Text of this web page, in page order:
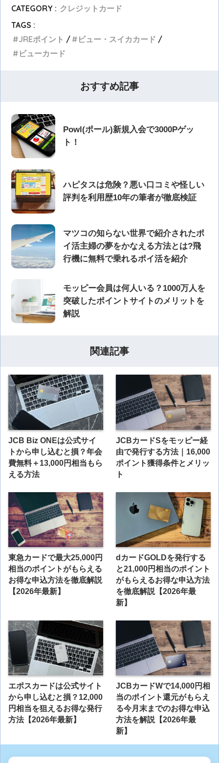
CATEGORY : クレジットカード
TAGS :
JREポイント
ビュー・スイカカード
ビューカード
おすすめ記事
Powl(ポール)新規入会で3000Pゲッ
ト！
ハピタスは危険？悪い口コミや怪しい
評判を利用歴10年の筆者が徹底検証
マツコの知らない世界で紹介されたポ
イ活主婦の夢をかなえる方法とは?飛
行機に無料で乗れるポイ活を紹介
モッピー会員は何人いる？1000万人を
突破したポイントサイトのメリットを
解説
関連記事
JCB Biz ONEは公式サイ
トから申し込むと損？年会
費無料＋13,000円相当もら
える方法
JCBカードSをモッピー経
由で発行する方法｜16,000
ポイント獲得条件とメリッ
ト
東急カードで最大25,000円
相当のポイントがもらえる
お得な申込方法を徹底解説
【2026年最新】
dカードGOLDを発行する
と21,000円相当のポイント
がもらえるお得な申込方法
を徹底解説【2026年最
新】
エポスカードは公式サイト
から申し込むと損？12,000
円相当を狙えるお得な発行
方法【2026年最新】
JCBカードWで14,000円相
当のポイント還元がもらえ
る今月末までのお得な申込
方法を解説【2026年最
新】